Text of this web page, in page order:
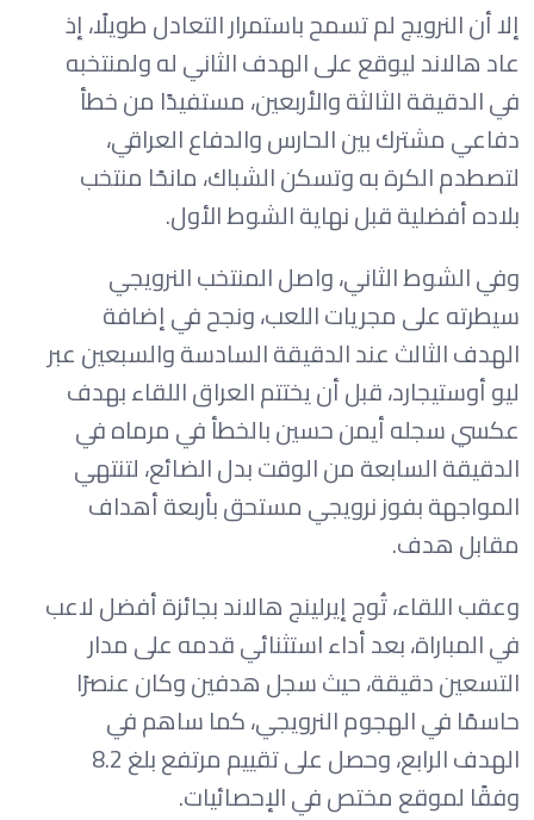
إلا أن النرويج لم تسمح باستمرار التعادل طويلًا، إذ
عاد هالاند ليوقع على الهدف الثاني له ولمنتخبه
في الدقيقة الثالثة والأربعين، مستفيدًا من خطأ
دفاعي مشترك بين الحارس والدفاع العراقي،
لتصطدم الكرة به وتسكن الشباك، مانحًا منتخب
بلاده أفضلية قبل نهاية الشوط الأول.
وفي الشوط الثاني، واصل المنتخب النرويجي
سيطرته على مجريات اللعب، ونجح في إضافة
الهدف الثالث عند الدقيقة السادسة والسبعين عبر
ليو أوستيجارد، قبل أن يختتم العراق اللقاء بهدف
عكسي سجله أيمن حسين بالخطأ في مرماه في
الدقيقة السابعة من الوقت بدل الضائع، لتنتهي
المواجهة بفوز نرويجي مستحق بأربعة أهداف
مقابل هدف.
وعقب اللقاء، تُوج إيرلينج هالاند بجائزة أفضل لاعب
في المباراة، بعد أداء استثنائي قدمه على مدار
التسعين دقيقة، حيث سجل هدفين وكان عنصرًا
حاسمًا في الهجوم النرويجي، كما ساهم في
الهدف الرابع، وحصل على تقييم مرتفع بلغ 8.2
وفقًا لموقع مختص في الإحصائيات.